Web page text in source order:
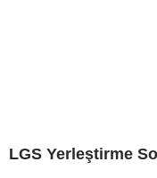
LGS Yerleştirme